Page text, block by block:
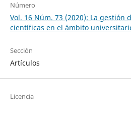
Número
Vol. 16 Núm. 73 (2020): La gestión
científicas en el ámbito
Sección
Artículos
Licencia